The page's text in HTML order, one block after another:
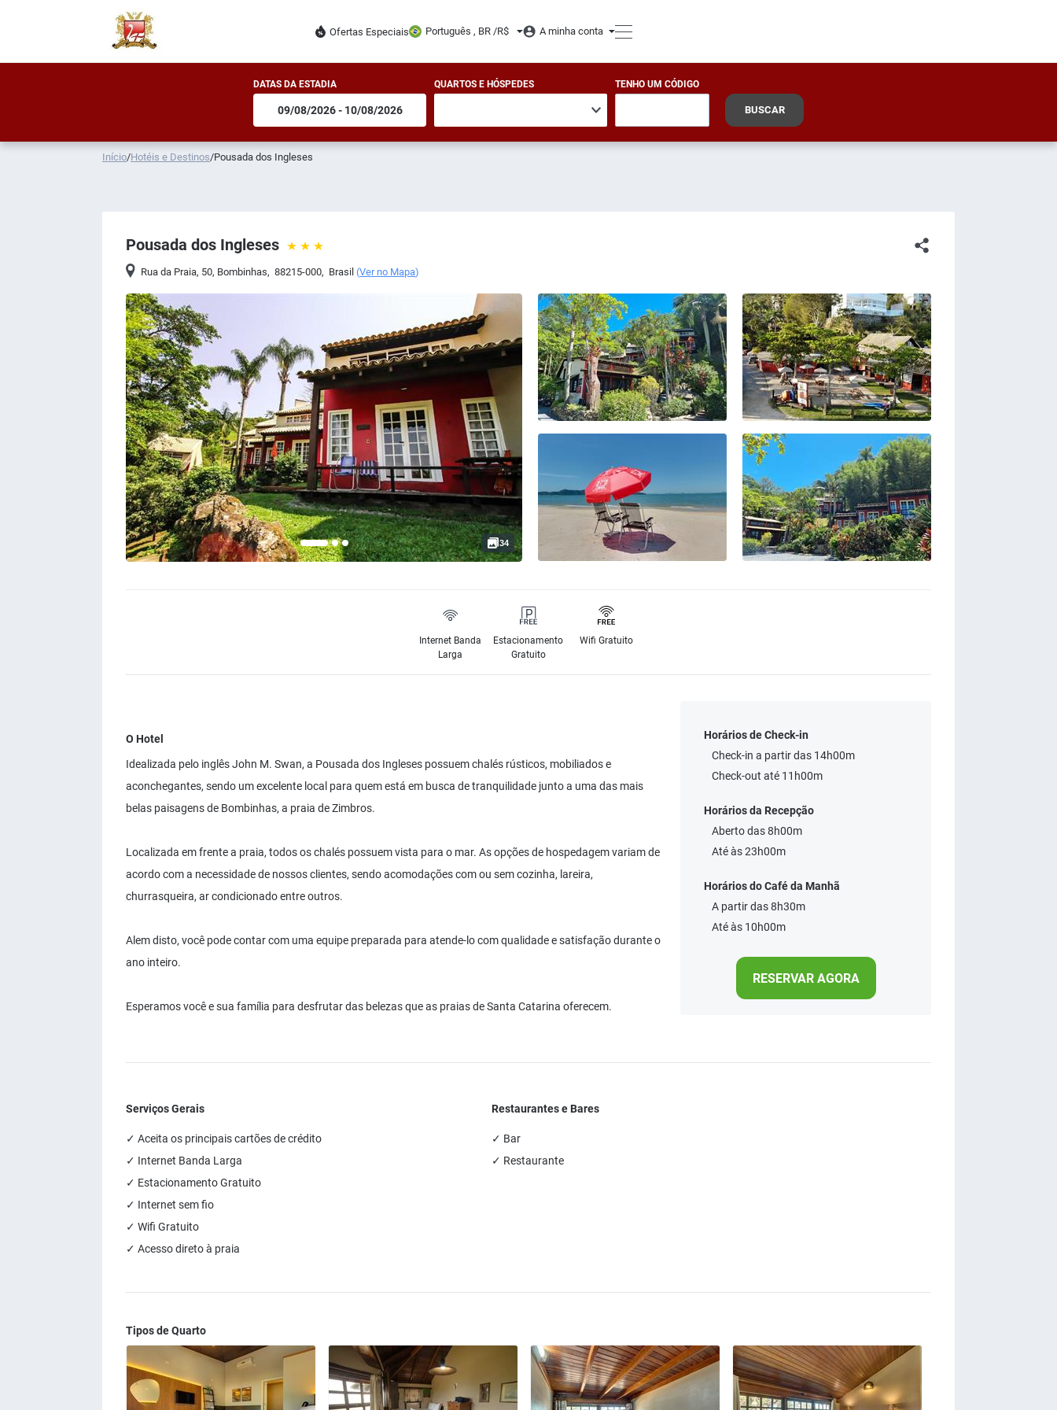
Ofertas Especiais Português , BR /R$ A minha conta
DATAS DA ESTADIA QUARTOS E HÓSPEDES TENHO UM CÓDIGO
BUSCAR
Início/Hotéis e Destinos/Pousada dos Ingleses
Pousada dos Ingleses
Rua da Praia, 50, Bombinhas, 88215-000, Brasil (Ver no Mapa)
34
Internet Banda
Larga
Estacionamento
Gratuito
Wifi Gratuito
O Hotel
Idealizada pelo inglês John M. Swan, a Pousada dos Ingleses possuem chalés rústicos, mobiliados e
aconchegantes, sendo um excelente local para quem está em busca de tranquilidade junto a uma das mais
belas paisagens de Bombinhas, a praia de Zimbros.
Localizada em frente a praia, todos os chalés possuem vista para o mar. As opções de hospedagem variam de
acordo com a necessidade de nossos clientes, sendo acomodações com ou sem cozinha, lareira,
churrasqueira, ar condicionado entre outros.
Alem disto, você pode contar com uma equipe preparada para atende-lo com qualidade e satisfação durante o
ano inteiro.
Esperamos você e sua família para desfrutar das belezas que as praias de Santa Catarina oferecem.
Horários de Check-in
Check-in a partir das 14h00m
Check-out até 11h00m
Horários da Recepção
Aberto das 8h00m
Até às 23h00m
Horários do Café da Manhã
A partir das 8h30m
Até às 10h00m
RESERVAR AGORA
Serviços Gerais
✓ Aceita os principais cartões de crédito
✓ Internet Banda Larga
✓ Estacionamento Gratuito
✓ Internet sem fio
✓ Wifi Gratuito
✓ Acesso direto à praia
Restaurantes e Bares
✓ Bar
✓ Restaurante
Tipos de Quarto